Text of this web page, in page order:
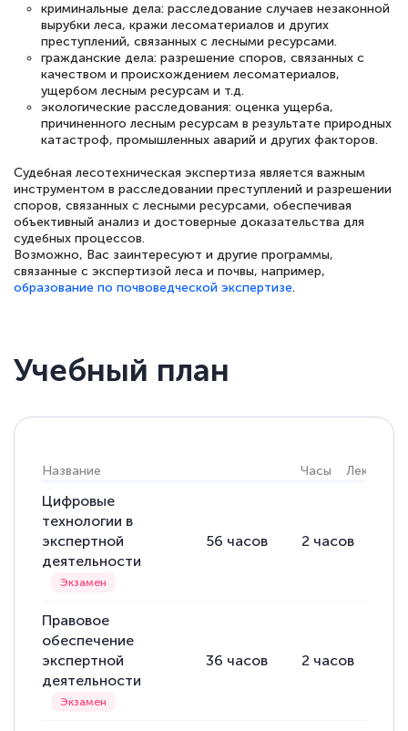
криминальные дела: расследование случаев незаконной
вырубки леса, кражи лесоматериалов и других
преступлений, связанных с лесными ресурсами.
гражданские дела: разрешение споров, связанных с
качеством и происхождением лесоматериалов,
ущербом лесным ресурсам и т.д.
экологические расследования: оценка ущерба,
причиненного лесным ресурсам в результате природных
катастроф, промышленных аварий и других факторов.
Судебная лесотехническая экспертиза является важным
инструментом в расследовании преступлений и разрешении
споров, связанных с лесными ресурсами, обеспечивая
объективный анализ и достоверные доказательства для
судебных процессов.
Возможно, Вас заинтересуют и другие программы,
связанные с экспертизой леса и почвы, например,
образование по почвоведческой экспертизе.
Учебный план
Название Часы Лекции
Цифровые
технологии в
экспертной
деятельности
56 часов 2 часов
Правовое
обеспечение
экспертной
деятельности
36 часов 2 часов